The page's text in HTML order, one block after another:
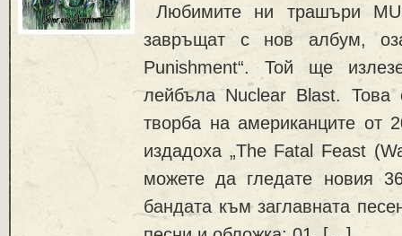
Любимите ни трашъри
завръщат с нов албум,
Punishment“. Той ще
лейбъла Nuclear Blast. Това
творба на американците от
издадоха „The Fatal Feast
можете да гледате новия
бандата към заглавната